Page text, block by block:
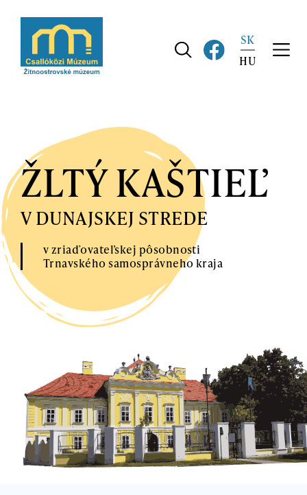
navigation
SK
HU
ŽLTÝ KAŠTIEĽ
V DUNAJSKEJ STREDE
v zriaďovateľskej pôsobnosti
Trnavského samosprávneho kraja